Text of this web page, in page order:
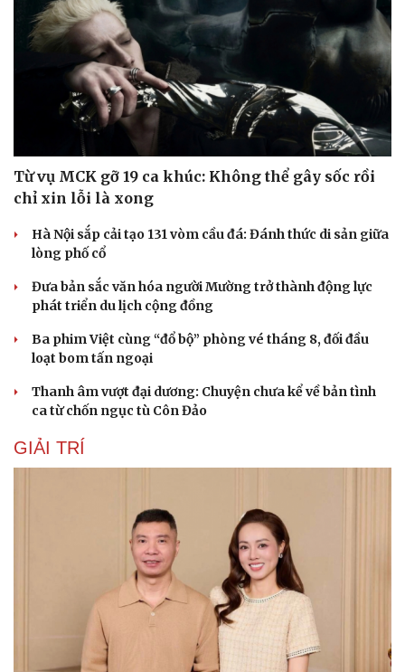
Tư vấn
Podcast
Câu chuyện thời sự
Từ vụ MCK gỡ 19 ca khúc: Không thể gây sốc rồi
chỉ xin lỗi là xong
Hà Nội sắp cải tạo 131 vòm cầu đá: Đánh thức di sản giữa
lòng phố cổ
Đưa bản sắc văn hóa người Mường trở thành động lực
phát triển du lịch cộng đồng
Ba phim Việt cùng “đổ bộ” phòng vé tháng 8, đối đầu
loạt bom tấn ngoại
Thanh âm vượt đại dương: Chuyện chưa kể về bản tình
ca từ chốn ngục tù Côn Đảo
GIẢI TRÍ